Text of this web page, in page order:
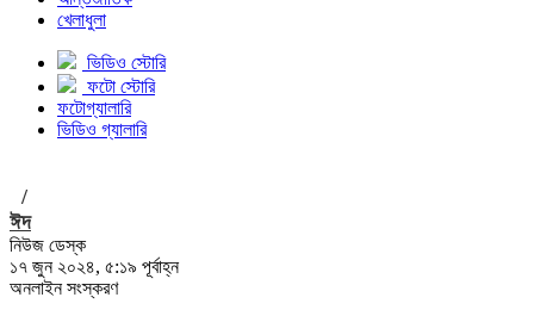
খেলাধুলা
ভিডিও স্টোরি
ফটো স্টোরি
ফটোগ্যালারি
ভিডিও গ্যালারি
/
ঈদ
নিউজ ডেস্ক
১৭ জুন ২০২৪, ৫:১৯ পূর্বাহ্ন
অনলাইন সংস্করণ